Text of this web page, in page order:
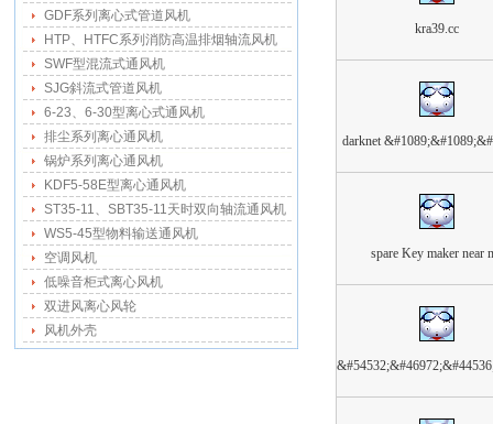
GDF系列离心式管道风机
HTP、HTFC系列消防高温排烟轴流风机
SWF型混流式通风机
SJG斜流式管道风机
6-23、6-30型离心式通风机
排尘系列离心通风机
锅炉系列离心通风机
KDF5-58E型离心通风机
ST35-11、SBT35-11天时双向轴流通风机
WS5-45型物料输送通风机
空调风机
低噪音柜式离心风机
双进风离心风轮
风机外壳
kra39.cc
darknet
spare Key maker near